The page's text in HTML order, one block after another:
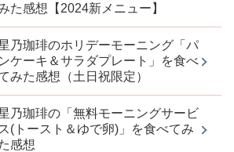
た感想【2024新メニュー】
乃珈琲のホリデーモーニング「パ
ンケーキ＆サラダプレート」を食べ
みた感想（土日祝限定）
乃珈琲の「無料モーニングサービ
ス(トースト＆ゆで卵)」を食べてみ
感想